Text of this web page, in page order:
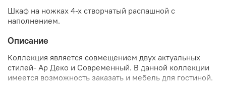
Шкаф на ножках 4-х створчатый распашной с
наполнением.
Описание
Коллекция является совмещением двух актуальных
стилей- Ар Деко и Современный. В данной коллекции
имеется возможность заказать и мебель для гостиной.